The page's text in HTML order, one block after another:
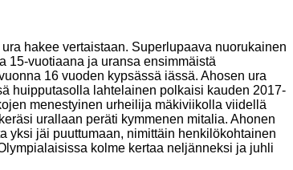
ura hakee vertaistaan. Superlupaava nuorukainen
15-vuotiaana ja uransa ensimmäistä
16 vuoden kypsässä iässä. Ahosen ura
huipputasolla lahtelainen polkaisi kauden 2017-
menestyinen urheilija mäkiviikolla viidellä
urallaan peräti kymmenen mitalia. Ahonen
yksi jäi puuttumaan, nimittäin henkilökohtainen
kolme kertaa neljänneksi ja juhli